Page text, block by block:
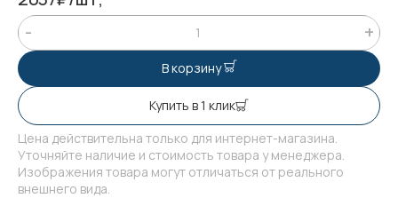
В корзину
Купить в 1 клик
Цена действительна только для интернет-магазина.
Уточняйте наличие и стоимость товара у менеджера.
Изображения товара могут отличаться от реального
внешнего вида.